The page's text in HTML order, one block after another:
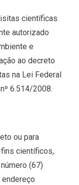
científicas
autorizado
e
ao decreto
na Lei Federal
6.514/2008.
ou para
científicos,
(67)